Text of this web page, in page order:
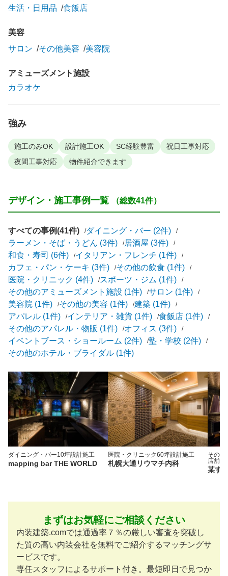
生活・日用品 食飯店
美容
サロン
その他美容 美容院
アミューズメント施設
カラオケ
強み
施工のみOK 設計施工OK SC経験豊富
祝日工事対応
夜間工事対応
物件紹介できます
デザイン・施工事例一覧 （総数41件）
すべての事例(41件)
ダイニング・バー (2件)
ラーメン・そば・うどん (3件)
居酒屋 (3件)
和食・寿司 (6件)
イタリアン・フレンチ (1件)
カフェ・パン・ケーキ (3件)
その他の飲食 (1件)
医院・クリニック (4件)
スポーツ・ジム (1件)
その他のアミューズメント施設 (1件)
サロン (1件)
美容院 (1件)
その他の美容 (1件)
建築 (1件)
アパレル (1件)
インテリア・雑貨 (1件)
食飯店 (1件)
その他のアパレル・物販 (1件)
オフィス (3件)
イベントブース・ショールーム (2件)
塾・学校 (2件)
その他のホテル・ブライダル (1件)
ダイニング・バー10坪設計施工
mapping bar THE WORLD
医院・クリニック60坪設計施工
札幌大通リウマチ内科
その他
店舗デ
某す
まずはお気軽にご相談ください
内装建築.comでは通過率７％の厳しい審査を突破し
た質の高い内装会社を無料でご紹介するマッチングサ
ービスです。
専任スタッフによるサポート付き。最短即日で見つか